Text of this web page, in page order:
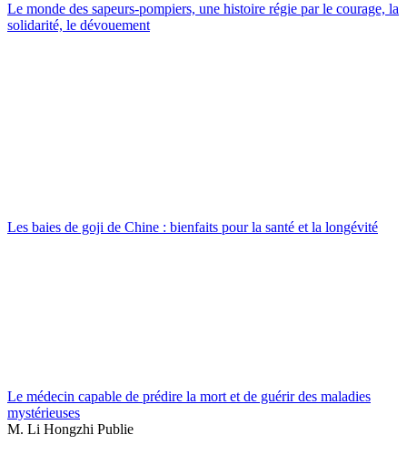
Le monde des sapeurs-pompiers, une histoire régie par le courage, la
solidarité, le dévouement
Les baies de goji de Chine : bienfaits pour la santé et la longévité
Le médecin capable de prédire la mort et de guérir des maladies
mystérieuses
M. Li Hongzhi Publie